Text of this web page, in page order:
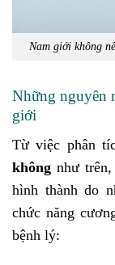
Nam giới không
Những nguyên
giới
Từ việc phân
không như
hình thành do
chức năng
bệnh lý: